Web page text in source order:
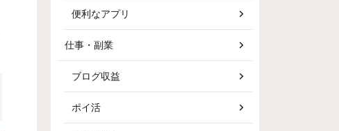
便利なアプリ
仕事・副業
ブログ収益
ポイ活